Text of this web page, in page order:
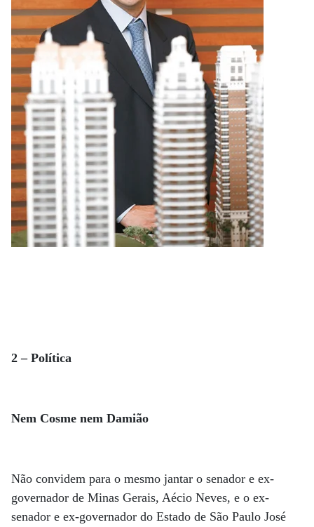
2 – Política
Nem Cosme nem Damião
Não convidem para o mesmo jantar o senador e ex-
governador de Minas Gerais, Aécio Neves, e o ex-
senador e ex-governador do Estado de São Paulo José